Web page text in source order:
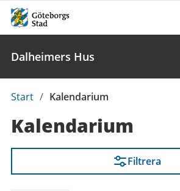
Dalheimers Hus
Du
här:
Start / Kalendarium
Kalendarium
Filtrera